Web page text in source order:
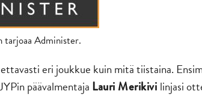
Administer.
eri joukkue kuin mitä tiistaina.
päävalmentaja Lauri Merikivi linjasi